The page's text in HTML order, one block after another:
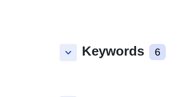
keyboard_arrow_down Keywords 6